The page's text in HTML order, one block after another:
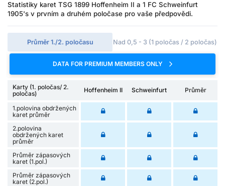
Statistiky karet TSG 1899 Hoffenheim II a 1 FC Schweinfurt
1905's v prvním a druhém poločase pro vaše předpovědi.
Průměr 1./2. poločasu Nad 0,5 - 3 (1 poločas / 2 poločas)
DATA FOR PREMIUM MEMBERS ONLY
Karty (1. poločas/ 2.
poločas)
Hoffenheim II Schweinfurt Průměr
1.polovina obdržených
karet průměr
2.polovina
obdržených karet
průměr
Průměr zápasových
karet (1.pol.)
Průměr zápasových
karet (2.pol.)